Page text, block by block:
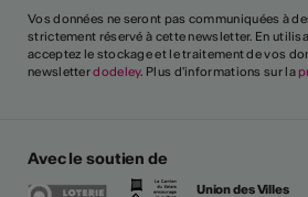
Vos données ne seront pas communiquées à
strictement réservé à cette newsletter. En
acceptez le stockage et le traitement de vos
newsletterdodeley. Plus d'informations sur la
Avec le soutien de
Union des Villes